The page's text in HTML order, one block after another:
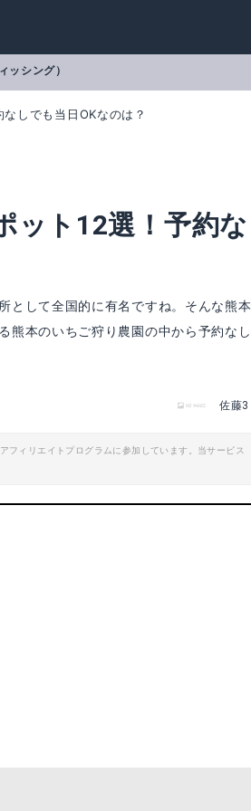
ッシング）
しでも当日OKなのは？
ット12選！予約な
として全国的に有名ですね。そんな熊本
熊本のいちご狩り農園の中から予約なし
佐藤3
フィリエイトプログラムに参加しています。当サービス